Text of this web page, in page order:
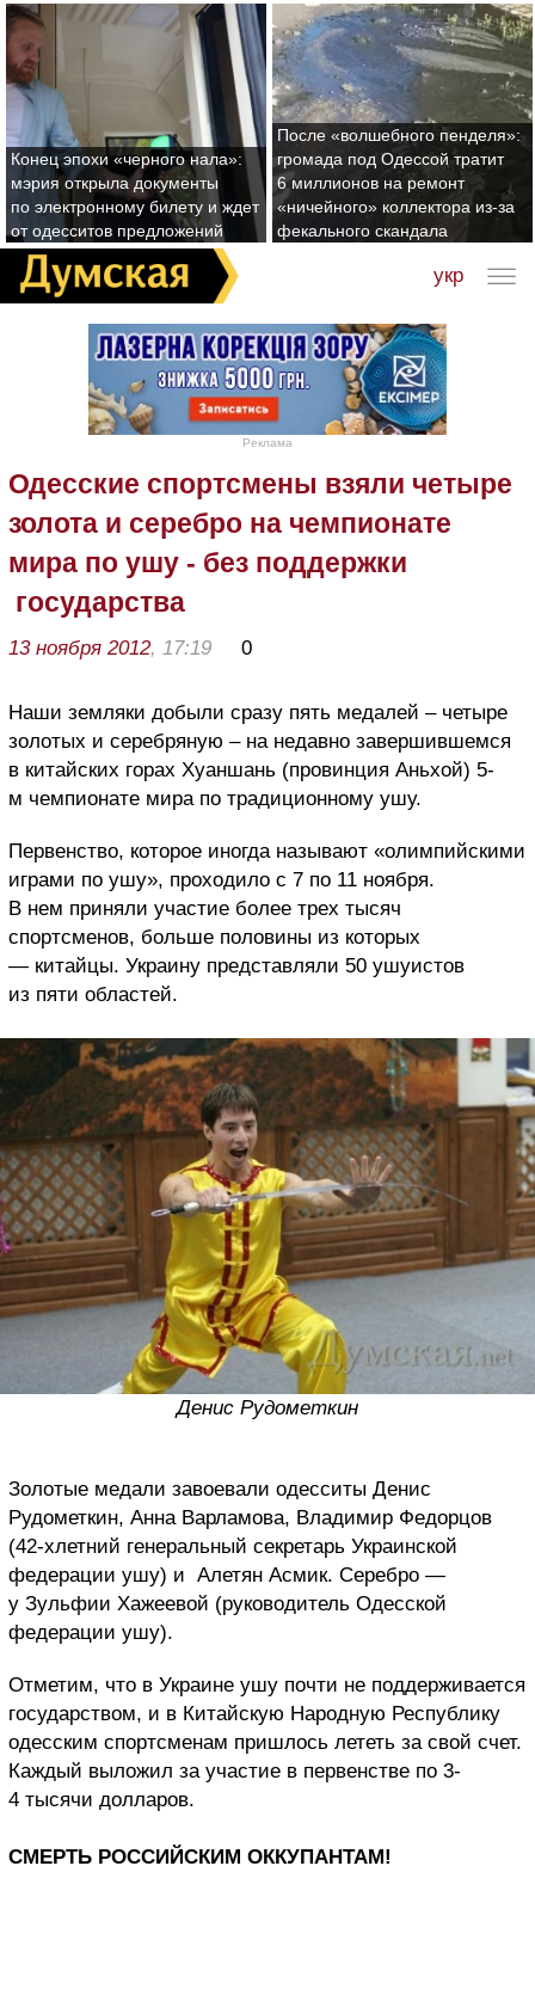
Конец эпохи «черного нала»:
мэрия открыла документы
по электронному билету и ждет
от одесситов предложений
После «волшебного пенделя»:
громада под Одессой тратит
6 миллионов на ремонт
«ничейного» коллектора из-за
фекального скандала
укр
Реклама
Одесские спортсмены взяли четыре
золота и серебро на чемпионате
мира по ушу - без поддержки
государства
13 ноября 2012, 17:19 0
Наши земляки добыли сразу пять медалей – четыре
золотых и серебряную – на недавно завершившемся
в китайских горах Хуаншань (провинция Аньхой) 5-
м чемпионате мира по традиционному ушу.
Первенство, которое иногда называют «олимпийскими
играми по ушу», проходило с 7 по 11 ноября.
В нем приняли участие более трех тысяч
спортсменов, больше половины из которых
— китайцы. Украину представляли 50 ушуистов
из пяти областей.
Денис Рудометкин
Золотые медали завоевали одесситы Денис
Рудометкин, Анна Варламова, Владимир Федорцов
(42-хлетний генеральный секретарь Украинской
федерации ушу) и Алетян Асмик. Серебро —
у Зульфии Хажеевой (руководитель Одесской
федерации ушу).
Отметим, что в Украине ушу почти не поддерживается
государством, и в Китайскую Народную Республику
одесским спортсменам пришлось лететь за свой счет.
Каждый выложил за участие в первенстве по 3-
4 тысячи долларов.
СМЕРТЬ РОССИЙСКИМ ОККУПАНТАМ!